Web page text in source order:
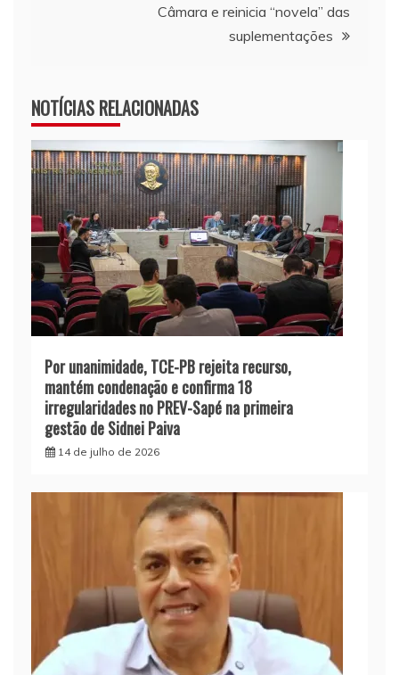
Câmara e reinicia “novela” das
suplementações
NOTÍCIAS RELACIONADAS
Por unanimidade, TCE-PB rejeita recurso,
mantém condenação e confirma 18
irregularidades no PREV-Sapé na primeira
gestão de Sidnei Paiva
14 de julho de 2026